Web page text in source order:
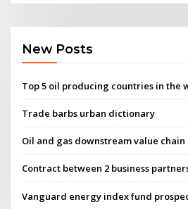
New Posts
Top 5 oil producing countries in the
Trade barbs urban dictionary
Oil and gas downstream value chain
Contract between 2 business
Vanguard energy index fund